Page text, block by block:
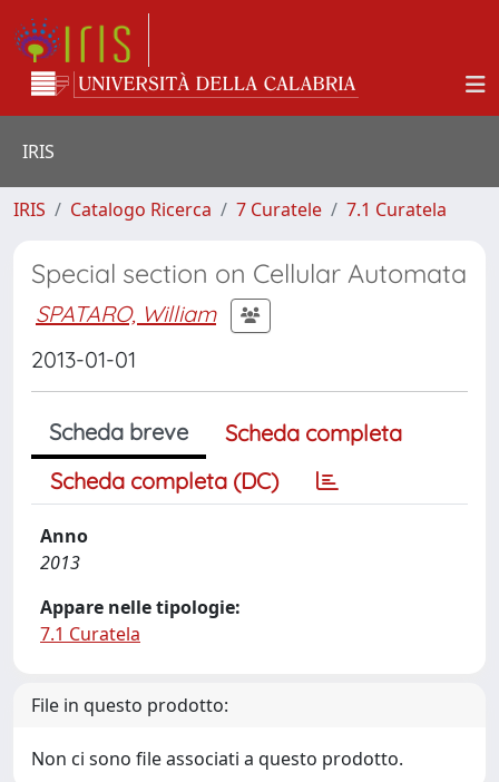
IRIS
IRIS Catalogo Ricerca 7 Curatele 7.1 Curatela
Special section on Cellular Automata
SPATARO, William
2013-01-01
Scheda breve
Scheda completa
Scheda completa (DC)
Anno
2013
Appare nelle tipologie:
7.1 Curatela
File in questo prodotto:
Non ci sono file associati a questo prodotto.